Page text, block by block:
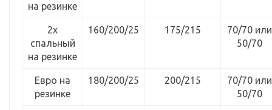
на резинке
2х
спальный
на резинке
160/200/25 175/215
70/70 или
50/70
Евро на
резинке
180/200/25 200/215
70/70 или
50/70